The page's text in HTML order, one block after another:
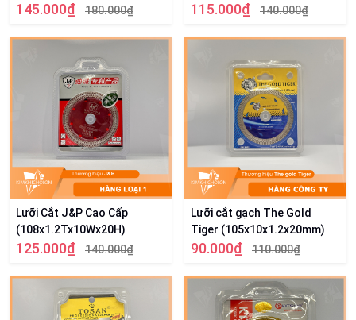
145.000₫ 180.000₫ 115.000₫ 140.000₫
Lưỡi Cắt J&P Cao Cấp
(108x1.2Tx10Wx20H)
125.000₫ 140.000₫
Lưỡi cắt gạch The Gold
Tiger (105x10x1.2x20mm)
90.000₫ 110.000₫